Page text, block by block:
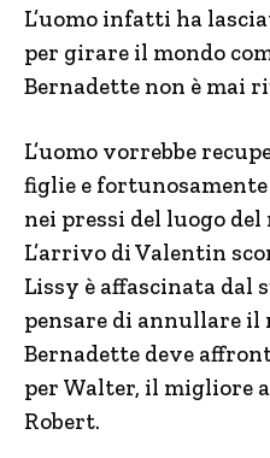
L’uomo infatti ha
per girare il mondo
Bernadette non è mai
L’uomo vorrebbe
figlie e
nei pressi del luogo
L’arrivo di Valentin
Lissy è affascinata dal
pensare di annullare
Bernadette deve
per Walter, il migliore
Robert.